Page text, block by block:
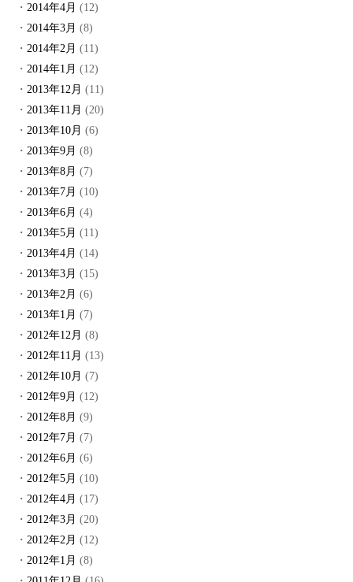
2014年4月 (12)
2014年3月 (8)
2014年2月 (11)
2014年1月 (12)
2013年12月 (11)
2013年11月 (20)
2013年10月 (6)
2013年9月 (8)
2013年8月 (7)
2013年7月 (10)
2013年6月 (4)
2013年5月 (11)
2013年4月 (14)
2013年3月 (15)
2013年2月 (6)
2013年1月 (7)
2012年12月 (8)
2012年11月 (13)
2012年10月 (7)
2012年9月 (12)
2012年8月 (9)
2012年7月 (7)
2012年6月 (6)
2012年5月 (10)
2012年4月 (17)
2012年3月 (20)
2012年2月 (12)
2012年1月 (8)